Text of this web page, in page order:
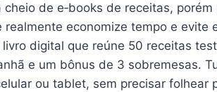
cheio de e‑books de receitas,
realmente economize tempo e evite
digital que reúne 50 receitas
e um bônus de 3 sobremesas.
ou tablet, sem precisar